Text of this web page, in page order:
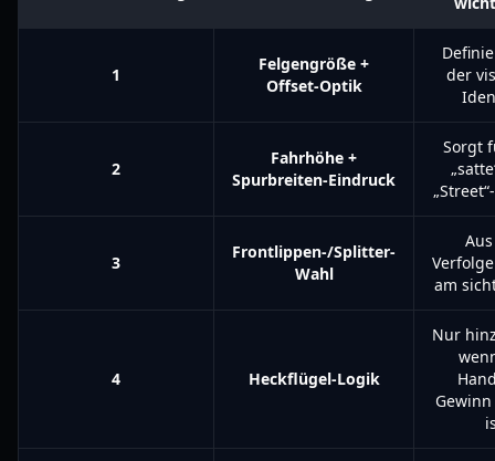
1
Felgengröße +
Offset-Optik
der
2
Fahrhöhe +
Spurbreiten-Eindruck
Sorgt
3
Frontlippen-/Splitter-
Wahl
am
4 Heckflügel-Logik
Nur